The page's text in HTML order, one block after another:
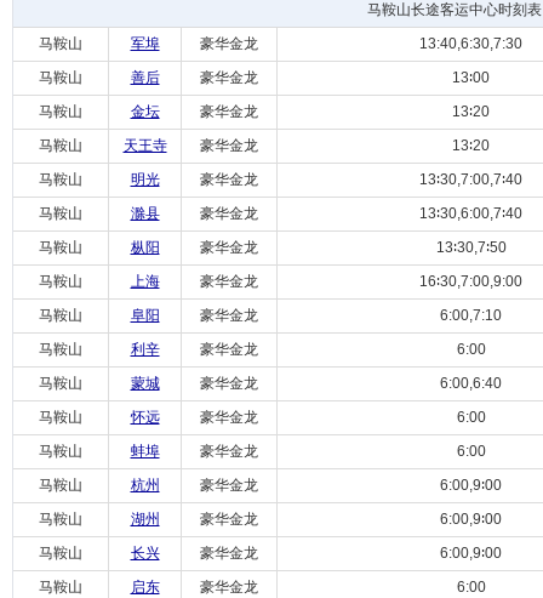
马鞍山长途客运中心时刻表
马鞍山
军埠 豪华金龙
13:40,6:30,7:30
马鞍山
善后 豪华金龙
13∶00
马鞍山
金坛 豪华金龙
13∶20
马鞍山
天王寺 豪华金龙
13∶20
马鞍山
明光 豪华金龙
13∶30,7:00,7∶40
马鞍山
滁县 豪华金龙
13∶30,6:00,7∶40
马鞍山
枞阳 豪华金龙
13∶30,7∶50
马鞍山
上海 豪华金龙
16∶30,7:00,9:00
马鞍山
阜阳 豪华金龙
6:00,7:10
马鞍山
利辛 豪华金龙
6:00
马鞍山
蒙城 豪华金龙
6:00,6:40
马鞍山
怀远 豪华金龙
6:00
马鞍山
蚌埠 豪华金龙
6:00
马鞍山
杭州 豪华金龙
6:00,9∶00
马鞍山
湖州 豪华金龙
6:00,9∶00
马鞍山
长兴 豪华金龙
6:00,9∶00
马鞍山
启东 豪华金龙
6:00